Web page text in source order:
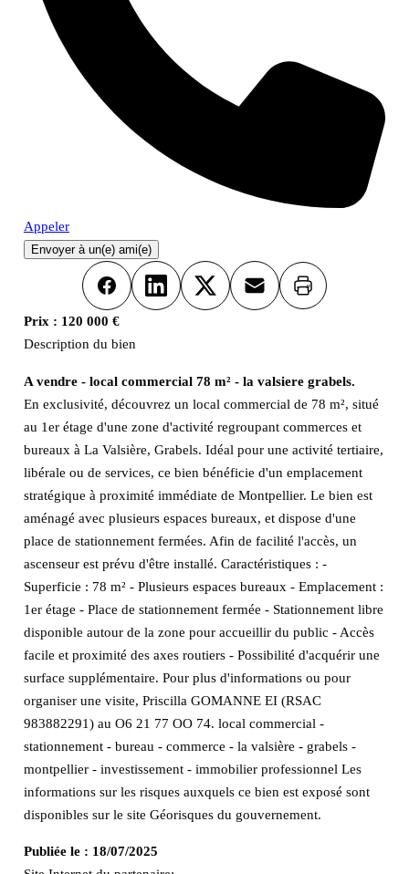
Appeler
Envoyer à un(e) ami(e)
FacebookLinkedInX Email Imprimer
Prix : 120 000 €
Description du bien
A vendre - local commercial 78 m² - la valsiere grabels.
En exclusivité, découvrez un local commercial de 78 m², situé
au 1er étage d'une zone d'activité regroupant commerces et
bureaux à La Valsière, Grabels. Idéal pour une activité tertiaire,
libérale ou de services, ce bien bénéficie d'un emplacement
stratégique à proximité immédiate de Montpellier. Le bien est
aménagé avec plusieurs espaces bureaux, et dispose d'une
place de stationnement fermées. Afin de facilité l'accès, un
ascenseur est prévu d'être installé. Caractéristiques : -
Superficie : 78 m² - Plusieurs espaces bureaux - Emplacement :
1er étage - Place de stationnement fermée - Stationnement libre
disponible autour de la zone pour accueillir du public - Accès
facile et proximité des axes routiers - Possibilité d'acquérir une
surface supplémentaire. Pour plus d'informations ou pour
organiser une visite, Priscilla GOMANNE EI (RSAC
983882291) au O6 21 77 OO 74. local commercial -
stationnement - bureau - commerce - la valsière - grabels -
montpellier - investissement - immobilier professionnel Les
informations sur les risques auxquels ce bien est exposé sont
disponibles sur le site Géorisques du gouvernement.
Publiée le : 18/07/2025